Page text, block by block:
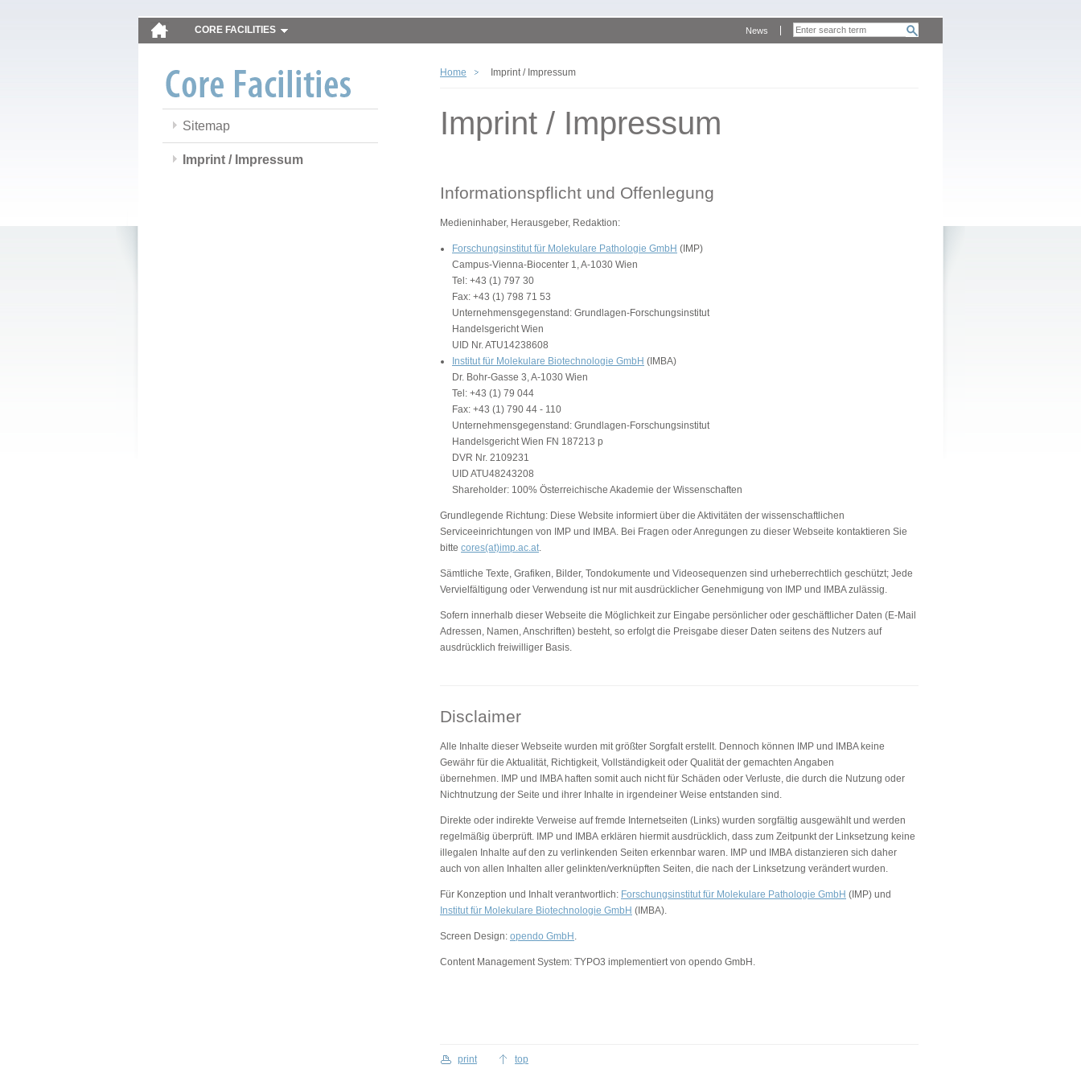
CORE FACILITIES News
Sitemap
Imprint / Impressum
Home Imprint / Impressum
Imprint / Impressum
Informationspflicht und Offenlegung
Medieninhaber, Herausgeber, Redaktion:
Forschungsinstitut für Molekulare Pathologie GmbH (IMP)
Campus-Vienna-Biocenter 1, A-1030 Wien
Tel: +43 (1) 797 30
Fax: +43 (1) 798 71 53
Unternehmensgegenstand: Grundlagen-Forschungsinstitut
Handelsgericht Wien
UID Nr. ATU14238608
Institut für Molekulare Biotechnologie GmbH (IMBA)
Dr. Bohr-Gasse 3, A-1030 Wien
Tel: +43 (1) 79 044
Fax: +43 (1) 790 44 - 110
Unternehmensgegenstand: Grundlagen-Forschungsinstitut
Handelsgericht Wien FN 187213 p
DVR Nr. 2109231
UID ATU48243208
Shareholder: 100% Österreichische Akademie der Wissenschaften
Grundlegende Richtung: Diese Website informiert über die Aktivitäten der wissenschaftlichen
Serviceeinrichtungen von IMP und IMBA. Bei Fragen oder Anregungen zu dieser Webseite kontaktieren Sie
bitte cores(at)imp.ac.at.
Sämtliche Texte, Grafiken, Bilder, Tondokumente und Videosequenzen sind urheberrechtlich geschützt; Jede
Vervielfältigung oder Verwendung ist nur mit ausdrücklicher Genehmigung von IMP und IMBA zulässig.
Sofern innerhalb dieser Webseite die Möglichkeit zur Eingabe persönlicher oder geschäftlicher Daten (E-Mail
Adressen, Namen, Anschriften) besteht, so erfolgt die Preisgabe dieser Daten seitens des Nutzers auf
ausdrücklich freiwilliger Basis.
Disclaimer
Alle Inhalte dieser Webseite wurden mit größter Sorgfalt erstellt. Dennoch können IMP und IMBA keine
Gewähr für die Aktualität, Richtigkeit, Vollständigkeit oder Qualität der gemachten Angaben
übernehmen. IMP und IMBA haften somit auch nicht für Schäden oder Verluste, die durch die Nutzung oder
Nichtnutzung der Seite und ihrer Inhalte in irgendeiner Weise entstanden sind.
Direkte oder indirekte Verweise auf fremde Internetseiten (Links) wurden sorgfältig ausgewählt und werden
regelmäßig überprüft. IMP und IMBA erklären hiermit ausdrücklich, dass zum Zeitpunkt der Linksetzung keine
illegalen Inhalte auf den zu verlinkenden Seiten erkennbar waren. IMP und IMBA distanzieren sich daher
auch von allen Inhalten aller gelinkten/verknüpften Seiten, die nach der Linksetzung verändert wurden.
Für Konzeption und Inhalt verantwortlich: Forschungsinstitut für Molekulare Pathologie GmbH (IMP) und
Institut für Molekulare Biotechnologie GmbH (IMBA).
Screen Design: opendo GmbH .
Content Management System: TYPO3 implementiert von opendo GmbH.
print top